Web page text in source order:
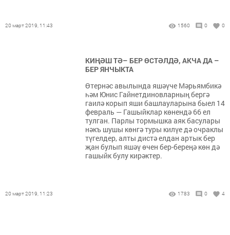
20 март 2019, 11:43 1560 0 0
КИҢӘШ ТӘ– БЕР ӨСТӘЛДӘ, АКЧА ДА –
БЕР ЯНЧЫКТА
Өтернәс авылында яшәүче Мәрьямбикә
һәм Юнис Гайнетдиновларның бергә
гаилә корып яши башлауларына быел 14
февраль — Гашыйклар көнендә 66 ел
тулган. Парлы тормышка аяк басулары
нәкъ шушы көнгә туры килүе дә очраклы
түгелдер, алты дистә елдан артык бер
җан булып яшәү өчен бер-береңә көн дә
гашыйк булу кирәктер.
20 март 2019, 11:23 1783 0 4